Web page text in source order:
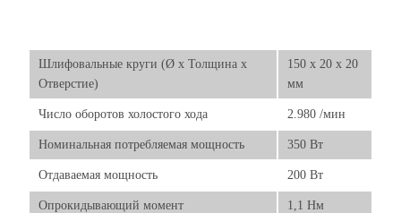
Шлифовальные круги (Ø х Толщина х
Отверстие)
150 x 20 x 20
мм
Число оборотов холостого хода 2.980 /мин
Номинальная потребляемая мощность 350 Вт
Отдаваемая мощность 200 Вт
Опрокидывающий момент 1,1 Нм